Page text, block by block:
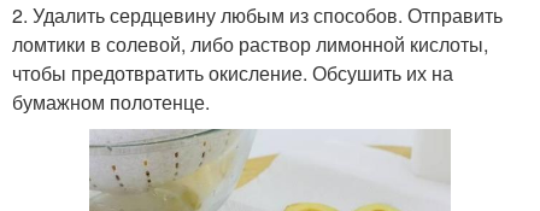
2. Удалить сердцевину любым из способов. Отправить
ломтики в солевой, либо раствор лимонной кислоты,
чтобы предотвратить окисление. Обсушить их на
бумажном полотенце.